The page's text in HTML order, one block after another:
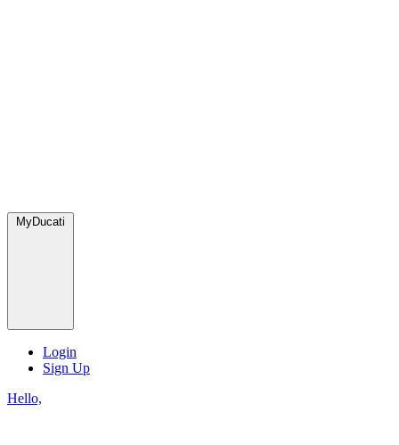
MyDucati
Login
Sign Up
Hello,